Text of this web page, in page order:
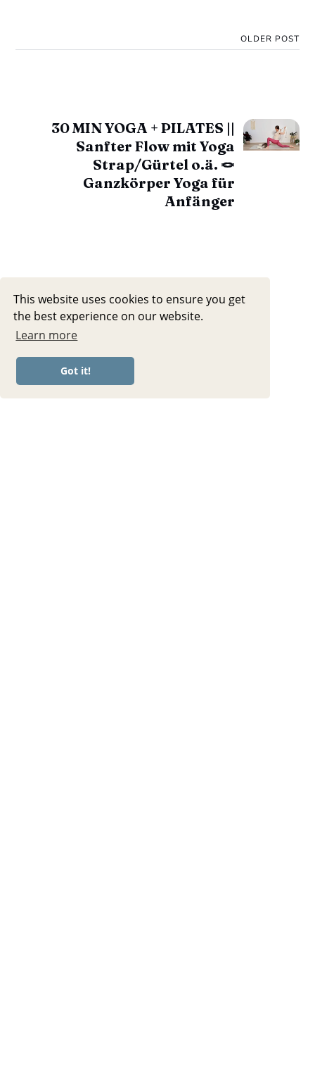
This website uses cookies to ensure you get
the best experience on our website.
Learn more
Got it!
OLDER POST
30 MIN YOGA + PILATES ||
Sanfter Flow mit Yoga
Strap/Gürtel o.ä. 🪢
Ganzkörper Yoga für
Anfänger